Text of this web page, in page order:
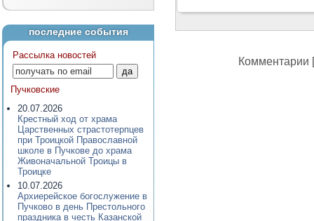
последние события
Рассылка новостей
Пучковские
20.07.2026
Крестный ход от храма
Царственных страстотерпцев
при Троицкой Православной
школе в Пучкове до храма
Живоначальной Троицы в
Троицке
10.07.2026
Архиерейское богослужение в
Пучково в день Престольного
праздника в честь Казанской
Комментарии